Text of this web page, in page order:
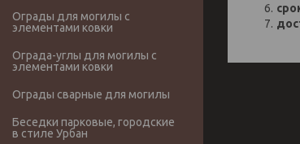
Ограды для могилы с
элементами ковки
Ограда-углы для могилы с
элементами ковки
Ограды сварные для могилы
Беседки парковые, городские
в стиле Урбан